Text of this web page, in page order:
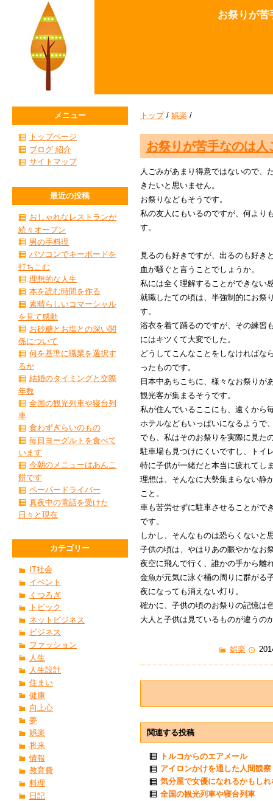
お祭りが苦
トップ/ 娯楽 /
お祭りが苦手なのは
人ごみがあまり得意ではないので、
きたいと思いません。
お祭りなどもそうです。
私の友人にもいるのですが、何より
す。
見るのも好きですが、出るのも好き
血が騒ぐと言うことでしょうか。
私には全く理解することができない
就職したての頃は、半強制的にお祭
す。
浴衣を着て踊るのですが、その練習
にはキツくて大変でした。
どうしてこんなことをしなければな
ったものです。
日本中あちこちに、様々なお祭りが
観光客が集まるそうです。
私が住んでいるここにも、遠くから
ホテルなどもいっぱいになるようで
でも、私はそのお祭りを実際に見た
駐車場も見つけにくいですし、トイ
特に子供が一緒だと本当に疲れてし
理想は、そんなに大勢集まらない静
こと。
車も苦労せずに駐車させることがで
です。
しかし、そんなものは恐らくないと
子供の頃は、やはりあの賑やかなお
夜空に飛んで行く、誰かの手から離
金魚が元気に泳ぐ桶の周りに群がる
夜になっても消えない灯り。
確かに、子供の頃のお祭りの記憶は
大人と子供は見ているものが違うの
娯楽
関連する投稿
トルコからのエアメール
アイロンかけを通した人間観察
気分屋で女優になれるかもしれ
全国の観光列車や寝台列車
メニュー
トップページ
ブログ 紹介
サイトマップ
最近の投稿
おしゃれなレストランが
続々オープン
男の手料理
パソコンでキーボードを
打ちこむ
理想的な人生
本を読む時間を作る
素晴らしいコマーシャル
を見て感動
お砂糖とお塩との深い関
係について
何を基準に職業を選択す
るか
結婚のタイミングと交際
年数
全国の観光列車や寝台列
車
食わずぎらいのもの
毎日ヨーグルトを食べて
います
今朝のメニューはあんこ
餅です
ペーパードライバー
真夜中の電話を受けた
日々と現在
カテゴリー
IT社会
イベント
くつろぎ
トピック
ネットビジネス
ビジネス
ファッション
人生
人生設計
住まい
健康
向上心
夢
娯楽
将来
情報
教育費
料理
日記